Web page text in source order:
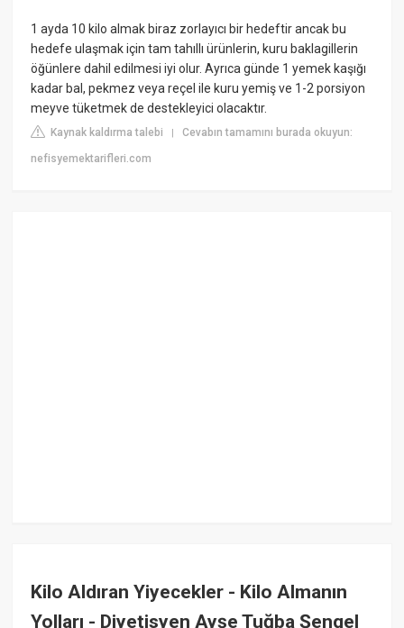
1 ayda 10 kilo almak biraz zorlayıcı bir hedeftir ancak bu
hedefe ulaşmak için tam tahıllı ürünlerin, kuru baklagillerin
öğünlere dahil edilmesi iyi olur. Ayrıca günde 1 yemek kaşığı
kadar bal, pekmez veya reçel ile kuru yemiş ve 1-2 porsiyon
meyve tüketmek de destekleyici olacaktır.
Kaynak kaldırma talebi |Cevabın tamamını burada okuyun:
nefisyemektarifleri.com
Kilo Aldıran Yiyecekler - Kilo Almanın
Yolları - Diyetisyen Ayşe Tuğba Şengel